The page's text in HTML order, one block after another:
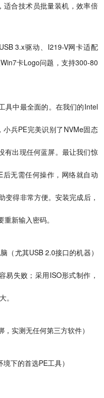
适合技术员批量装机，效率倍
3.x驱动、I219-V网卡适配
卡Logo问题，支持300-80
具中最全面的。在我们的Intel
兵PE完美识别了NVMe固态
有出现任何蓝屏。最让我们惊
无需任何操作，网络就自动
变得非常方便。安装完成后，
新输入密码。
（尤其USB 2.0接口的机器）
易失败；采用ISO形式制作，
。
，实测无任何第三方软件）
境下的首选PE工具）